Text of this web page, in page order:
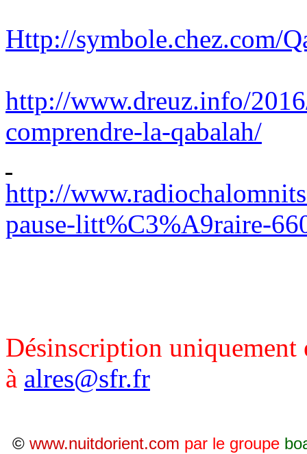
Http://symbole.chez.com/
http://www.dreuz.info/
comprendre-la-qabalah/
http://
pause-litt%C3%A9raire-
Désinscription uniquement
à alres@sfr.fr
© www.nuitdorient.com par le groupe